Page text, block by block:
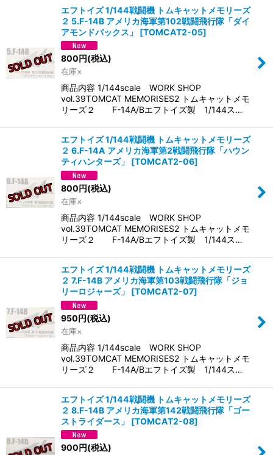
エフトイズ 1/144戦闘機 トムキャットメモリーズ
２ 5.F-14B アメリカ海軍第102戦闘飛行隊「ダイ
アモンドバックス」
[TOMCAT2-05]
800円(税込)
在庫×
商品内容 1/144scale WORK SHOP
vol.39TOMCAT MEMORISES2 トムキャットメモ
リーズ２ F-14A/Bエフトイズ製 1/144ス…
エフトイズ 1/144戦闘機 トムキャットメモリーズ
２ 6.F-14A アメリカ海軍第2戦闘飛行隊「ハウン
ティハンターズ」
[TOMCAT2-06]
800円(税込)
在庫×
商品内容 1/144scale WORK SHOP
vol.39TOMCAT MEMORISES2 トムキャットメモ
リーズ２ F-14A/Bエフトイズ製 1/144ス…
エフトイズ 1/144戦闘機 トムキャットメモリーズ
２ 7.F-14B アメリカ海軍第103戦闘飛行隊「ジョ
リーロジャーズ」
[TOMCAT2-07]
950円(税込)
在庫×
商品内容 1/144scale WORK SHOP
vol.39TOMCAT MEMORISES2 トムキャットメモ
リーズ２ F-14A/Bエフトイズ製 1/144ス…
エフトイズ 1/144戦闘機 トムキャットメモリーズ
２ 8.F-14B アメリカ海軍第142戦闘飛行隊「ゴー
ストライダース」
[TOMCAT2-08]
900円(税込)